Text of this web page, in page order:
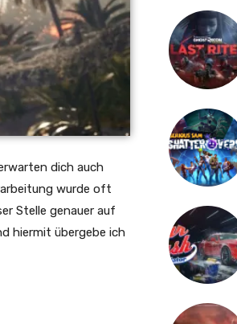
dich auch
wurde oft
Stelle genauer auf
hiermit übergebe ich